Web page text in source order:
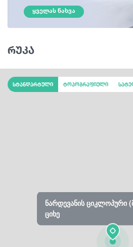
ᲧᲕᲔᲚᲐᲡ ᲜᲐᲮᲕᲐ
რუკა
ნარდევანის ციკლოპური
ციხე
სტანდარტული ტოპოგრაფიული